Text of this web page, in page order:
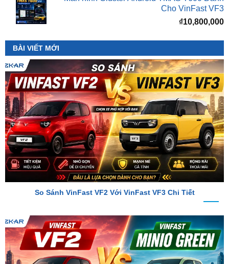
BÀI VIẾT MỚI
So Sánh VinFast VF2 Với VinFast VF3 Chi Tiết